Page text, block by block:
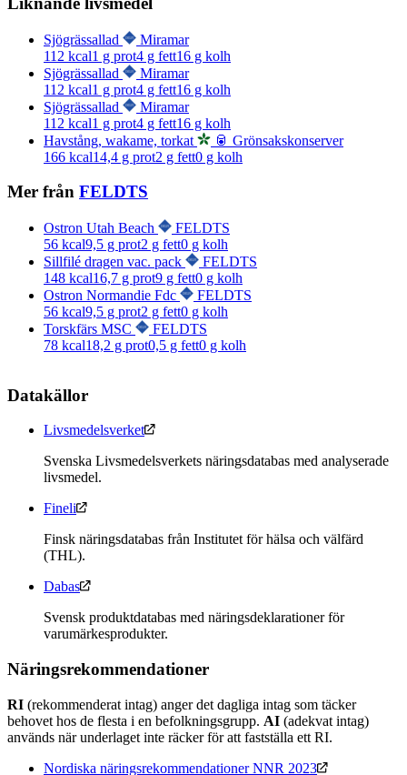
Sjögrässallad
Miramar
112 kcal1 g prot4 g fett16 g kolh
Sjögrässallad
Miramar
112 kcal1 g prot4 g fett16 g kolh
Sjögrässallad
Miramar
112 kcal1 g prot4 g fett16 g kolh
Havstång, wakame, torkat
🥫 Grönsakskonserver
166 kcal14,4 g prot2 g fett0 g kolh
Mer från FELDTS
Ostron Utah Beach
FELDTS
56 kcal9,5 g prot2 g fett0 g kolh
Sillfilé dragen vac. pack
FELDTS
148 kcal16,7 g prot9 g fett0 g kolh
Ostron Normandie Fdc
FELDTS
56 kcal9,5 g prot2 g fett0 g kolh
Torskfärs MSC
FELDTS
78 kcal18,2 g prot0,5 g fett0 g kolh
Datakällor
Livsmedelsverket
Svenska Livsmedelsverkets näringsdatabas med analyserade
livsmedel.
Fineli
Finsk näringsdatabas från Institutet för hälsa och välfärd
(THL).
Dabas
Svensk produktdatabas med näringsdeklarationer för
varumärkesprodukter.
Näringsrekommendationer
RI (rekommenderat intag) anger det dagliga intag som täcker
behovet hos de flesta i en befolkningsgrupp. AI (adekvat intag)
används när underlaget inte räcker för att fastställa ett RI.
Nordiska näringsrekommendationer NNR 2023